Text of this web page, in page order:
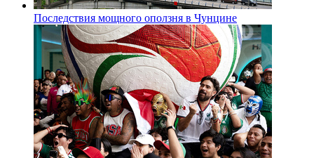
Последствия мощного оползня в Чунцине